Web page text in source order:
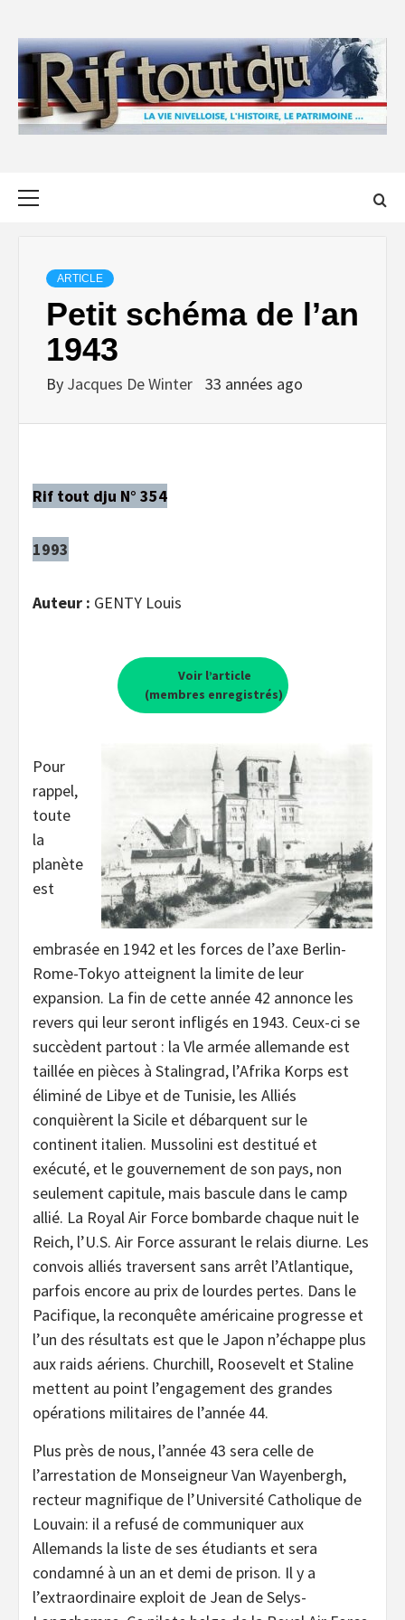
content
ARTICLE
Petit schéma de l’an
1943
By Jacques De Winter 33 années ago
Rif tout dju N° 354
1993
Auteur : GENTY Louis
Voir l’article
(membres enregistrés)
Pour
rappel,
toute
la
planète
est
embrasée en 1942 et les forces de l’axe Berlin-
Rome-Tokyo atteignent la limite de leur
expansion. La fin de cette année 42 annonce les
revers qui leur seront infligés en 1943. Ceux-ci se
succèdent partout : la Vle armée allemande est
taillée en pièces à Stalingrad, l’Afrika Korps est
éliminé de Libye et de Tunisie, les Alliés
conquièrent la Sicile et débarquent sur le
continent italien. Mussolini est destitué et
exécuté, et le gouvernement de son pays, non
seulement capitule, mais bascule dans le camp
allié. La Royal Air Force bombarde chaque nuit le
Reich, l’U.S. Air Force assurant le relais diurne. Les
convois alliés traversent sans arrêt l’Atlantique,
parfois encore au prix de lourdes pertes. Dans le
Pacifique, la reconquête américaine progresse et
l’un des résultats est que le Japon n’échappe plus
aux raids aériens. Churchill, Roosevelt et Staline
mettent au point l’engagement des grandes
opérations militaires de l’année 44.
Plus près de nous, l’année 43 sera celle de
l’arrestation de Monseigneur Van Wayenbergh,
recteur magnifique de l’Université Catholique de
Louvain: il a refusé de communiquer aux
Allemands la liste de ses étudiants et sera
condamné à un an et demi de prison. Il y a
l’extraordinaire exploit de Jean de Selys-